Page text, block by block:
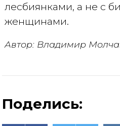
лесбиянками, а не с
женщинами.
Автор: Владимир
Поделись: